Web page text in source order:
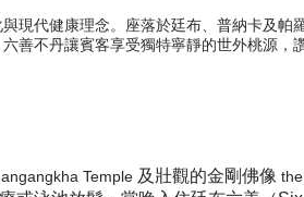
現代健康理念。座落於廷布、普納卡及帕
善不丹讓賓客享受獨特寧靜的世外桃源，
Temple 及壯觀的金剛佛像